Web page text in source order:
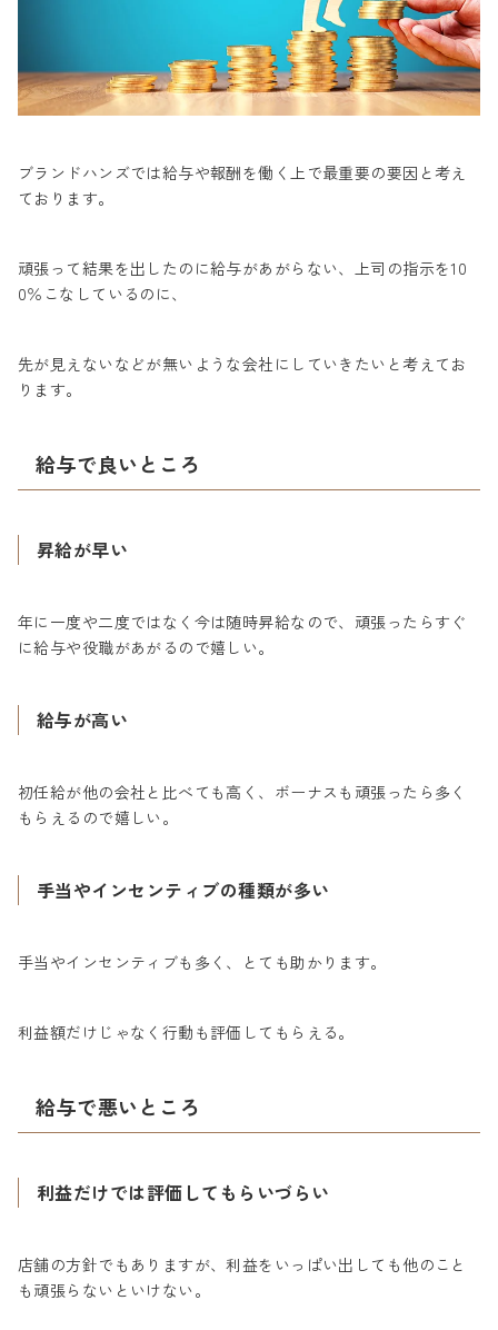
ブランドハンズでは給与や報酬を働く上で最重要の要因と考え
ております。
頑張って結果を出したのに給与があがらない、上司の指示を10
0％こなしているのに、
先が見えないなどが無いような会社にしていきたいと考えてお
ります。
給与で良いところ
昇給が早い
年に一度や二度ではなく今は随時昇給なので、頑張ったらすぐ
に給与や役職があがるので嬉しい。
給与が高い
初任給が他の会社と比べても高く、ボーナスも頑張ったら多く
もらえるので嬉しい。
手当やインセンティブの種類が多い
手当やインセンティブも多く、とても助かります。
利益額だけじゃなく行動も評価してもらえる。
給与で悪いところ
利益だけでは評価してもらいづらい
店舗の方針でもありますが、利益をいっぱい出しても他のこと
も頑張らないといけない。